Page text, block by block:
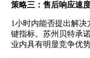
策略三：售后响应速
1小时内能否提出解
键指标。苏州贝特承
业内具有明显竞争优势